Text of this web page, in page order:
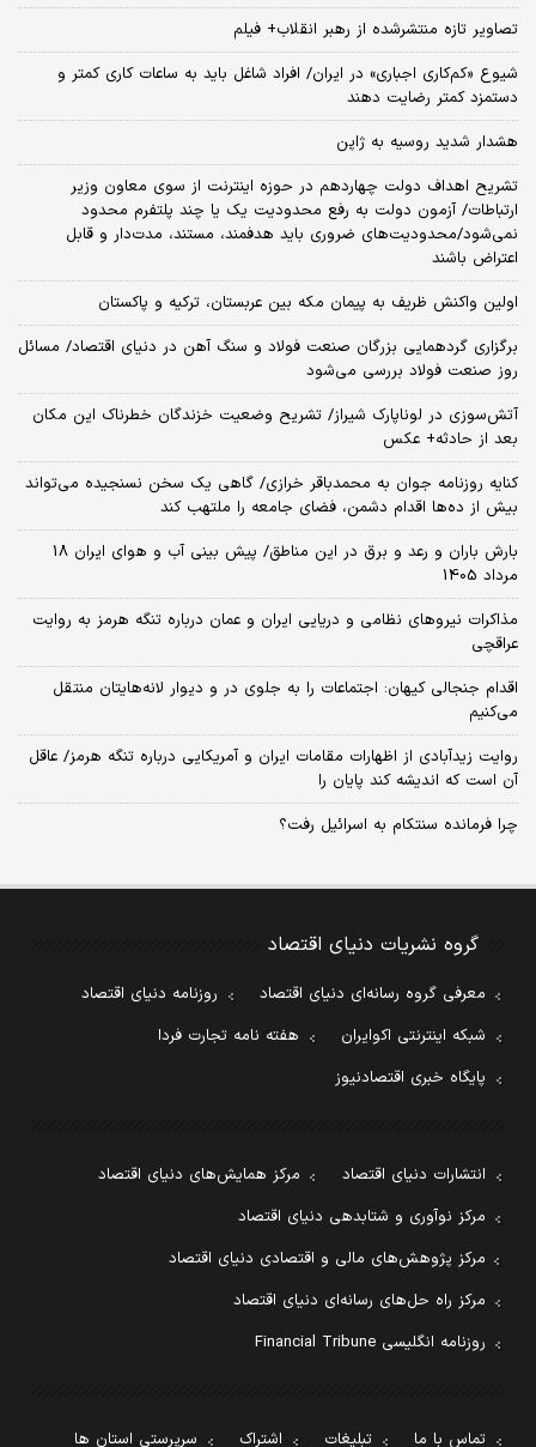
تصاویر تازه منتشرشده از رهبر انقلاب+ فیلم
شیوع «کم‌کاری اجباری» در ایران/ افراد شاغل باید به ساعات کاری کمتر و
دستمزد کمتر رضایت دهند
هشدار شدید روسیه به ژاپن
تشریح اهداف دولت چهاردهم در حوزه اینترنت از سوی معاون وزیر
ارتباطات/ آزمون دولت به رفع محدودیت یک یا چند پلتفرم محدود
نمی‌‎شود/محدودیت‌های ضروری باید هدفمند، مستند، مدت‌دار و قابل
اعتراض باشند
اولین واکنش ظریف به پیمان مکه بین عربستان، ترکیه و پاکستان
برگزاری گردهمایی بزرگان صنعت فولاد و سنگ آهن در دنیای اقتصاد/ مسائل
روز صنعت فولاد بررسی می‌شود
آتش‌سوزی در لوناپارک شیراز/ تشریح وضعیت خزندگان خطرناک این مکان
بعد از حادثه+ عکس
کنایه روزنامه جوان به محمدباقر خرازی/ گاهی یک سخن نسنجیده می‌تواند
بیش از ده‌ها اقدام دشمن، فضای جامعه را ملتهب کند
بارش باران و رعد و برق در این مناطق/ پیش بینی آب و هوای ایران 18
مرداد 1405
مذاکرات نیروهای نظامی و دریایی ایران و عمان درباره تنگه هرمز به روایت
عراقچی
اقدام جنجالی کیهان: اجتماعات را به جلوی در و دیوار لانه‌هایتان منتقل
می‌کنیم
روایت زیدآبادی از اظهارات مقامات ایران و آمریکایی درباره تنگه هرمز/ عاقل
آن است که اندیشه کند پایان را
چرا فرمانده سنتکام به اسرائیل رفت؟
گروه نشریات دنیای اقتصاد
معرفی گروه رسانه‌ای دنیای اقتصاد
روزنامه دنیای اقتصاد
شبکه اینترنتی اکوایران
هفته نامه تجارت فردا
پایگاه خبری اقتصادنیوز
انتشارات دنیای اقتصاد
مرکز همایش‌های دنیای اقتصاد
مرکز نوآوری و شتابدهی دنیای اقتصاد
مرکز پژوهش‌های مالی و اقتصادی دنیای اقتصاد
مرکز راه حل‌های رسانه‌ای دنیای اقتصاد
روزنامه انگلیسی Financial Tribune
تماس با ما تبلیغات اشتراک سرپرستی استان ها